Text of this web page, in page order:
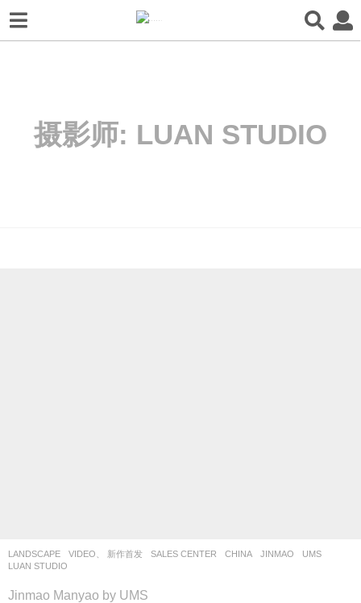
摄影师: LUAN STUDIO
LANDSCAPE VIDEO、 新作首发 SALES CENTER CHINA JINMAO
UMS
LUAN STUDIO
Jinmao Manyao by UMS